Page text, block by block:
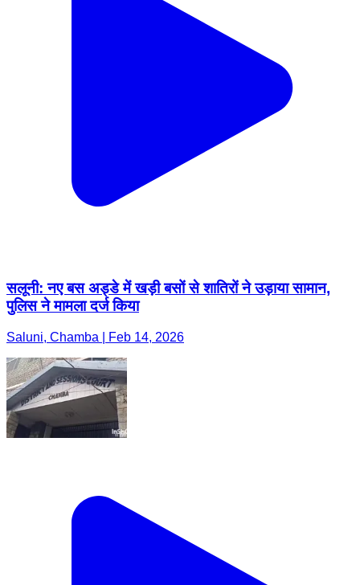
सलूनी: नए बस अड्डे में खड़ी बसों से शातिरों ने उड़ाया सामान,
पुलिस ने मामला दर्ज किया
Saluni, Chamba | Feb 14, 2026